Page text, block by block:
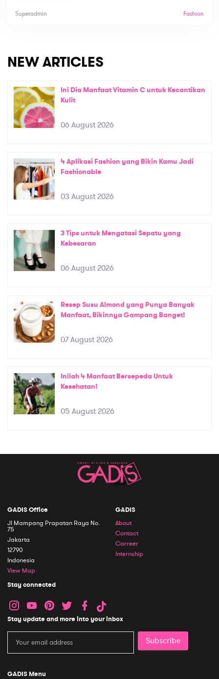
Superadmin Fashion
NEW ARTICLES
Ini Dia Manfaat Vitamin C untuk Kecantikan
Kulit
06 August 2026
4 Aplikasi Fashion yang Bikin Kamu Jadi
Fashionable
03 August 2026
3 Tips untuk Mengatasi Sepatu yang
Kebesaran
06 August 2026
Resep Susu Almond yang Punya Banyak
Manfaat, Bikinnya Gampang Banget!
07 August 2026
Inilah 4 Manfaat Bersepeda Untuk
Kesehatan!
05 August 2026
GADIS Office
Jl Mampang Prapatan Raya No.
75
Jakarta
12790
Indonesia
View Map
GADIS
About
Contact
Carreer
Internship
Stay connected
Stay update and more into your inbox
Subscribe
GADIS Menu